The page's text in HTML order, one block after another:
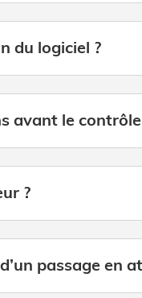
du logiciel ?
avant le
?
passage en